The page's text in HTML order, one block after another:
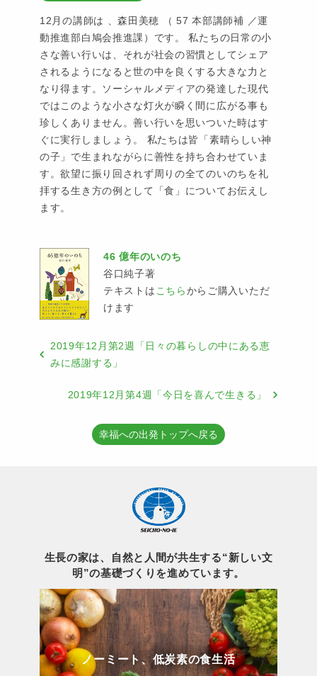
12月の講師は 、森田美穂 （ 57 本部講師補 ／運
動推進部白鳩会推進課）です。 私たちの日常の小
さな善い行いは、それが社会の習慣としてシェア
されるようになると世の中を良くする大きな力と
なり得ます。ソーシャルメディアの発達した現代
ではこのような小さな灯火が瞬く間に広がる事も
珍しくありません。善い行いを思いついた時はす
ぐに実行しましょう。 私たちは皆「素晴らしい神
の子」で生まれながらに善性を持ち合わせていま
す。欲望に振り回されず周りの全てのいのちを礼
拝する生き方の例として「食」についてお伝えし
ます。
46 億年のいのち
谷口純子著
テキストは こちらからご購入いただ
けます
2019年12月第2週「日々の暮らしの中にある恵
みに感謝する」
2019年12月第4週「今日を喜んで生きる」
幸福への出発トップへ戻る
生長の家は、自然と人間が共生する“新しい文
明”の基礎づくりを進めています。
ノーミート、低炭素の食生活